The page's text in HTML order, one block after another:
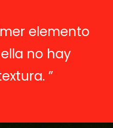
elemento
no hay
”